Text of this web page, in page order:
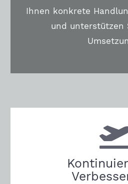
Ihnen konkrete
und unterstützen